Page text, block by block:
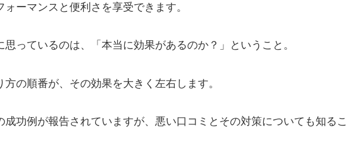
ーマンスと便利さを享受できます。
思っているのは、「本当に効果があるのか？」ということ。
の順番が、その効果を大きく左右します。
成功例が報告されていますが、悪い口コミとその対策についても知るこ